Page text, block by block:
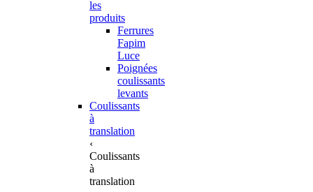
les
produits
Ferrures
Fapim
Luce
Poignées
coulissants
levants
Coulissants
à
translation
‹
Coulissants
à
translation